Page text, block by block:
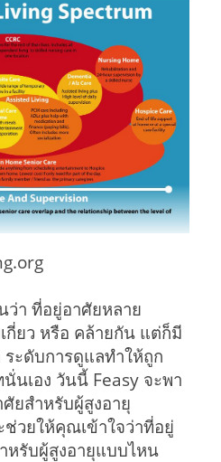
ว่า ที่อยู่อาศัยหลาย
กี่ยว หรือ คล้ายกัน แต่ก็มี
ะดับการดูแลทำให้ถูก
นเอง วันนี้ Feasy จะพา
ยสำหรับผู้สูงอายุ
วยให้คุณเข้าใจว่าที่อยู่
หรับผู้สูงอายุแบบไหน